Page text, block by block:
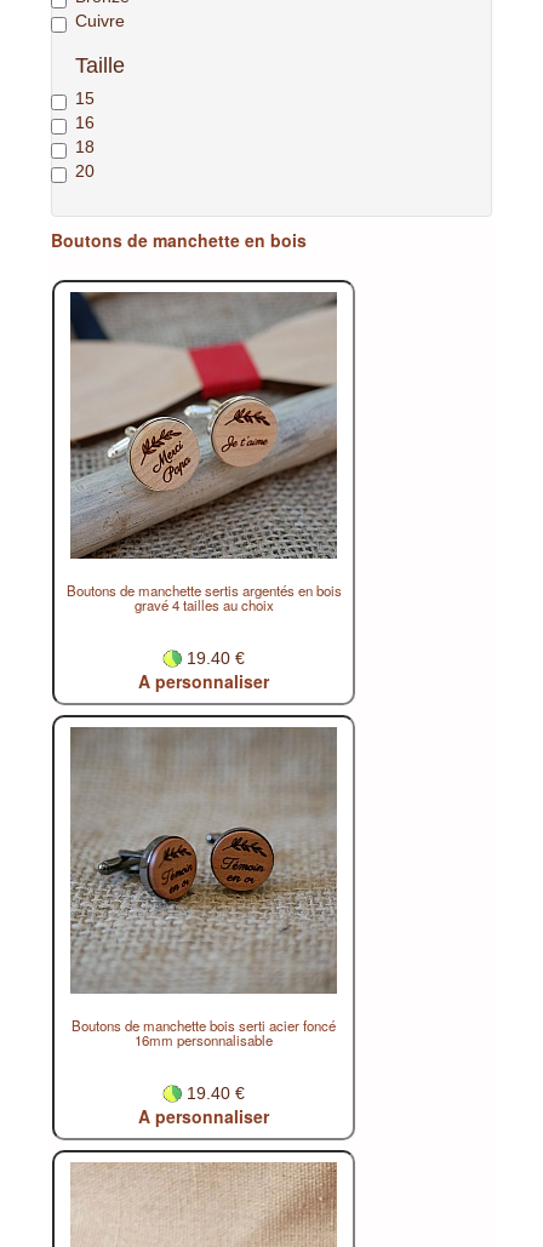
Cuivre
Taille
15
16
18
20
Boutons de manchette en bois
Boutons de manchette sertis argentés en bois
gravé 4 tailles au choix
19.40 €
A personnaliser
Boutons de manchette bois serti acier foncé
16mm personnalisable
19.40 €
A personnaliser